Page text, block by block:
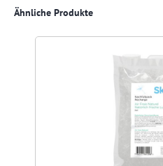
Produktgalerie überspringen
Ähnliche Produkte